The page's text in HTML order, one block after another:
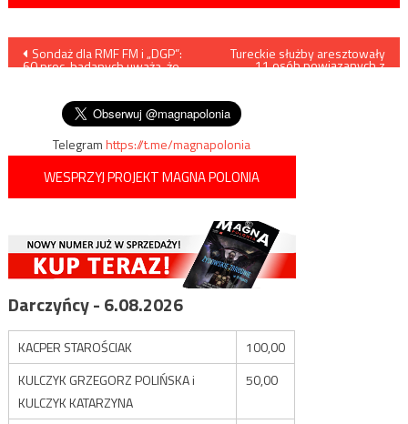
Nawigacja
Sondaż dla RMF FM i „DGP”:
60 proc. badanych uważa, że
Tureckie służby aresztowały
11 osób powiązanych z
Telegramhttps://t.me/magnapolonia
WESPRZYJ PROJEKT MAGNA POLONIA
Darczyńcy - 6.08.2026
KACPER STAROŚCIAK
100,00
KULCZYK GRZEGORZ POLIŃSKA i
KULCZYK KATARZYNA
50,00